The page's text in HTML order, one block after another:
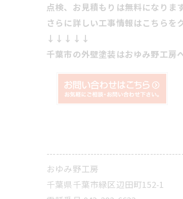
点検、お見積もりは無料になりま
さらに詳しい工事情報はこちらを
↓↓↓↓↓
千葉市の外壁塗装はおゆみ野工房
おゆみ野工房
千葉県千葉市緑区辺田町152-1